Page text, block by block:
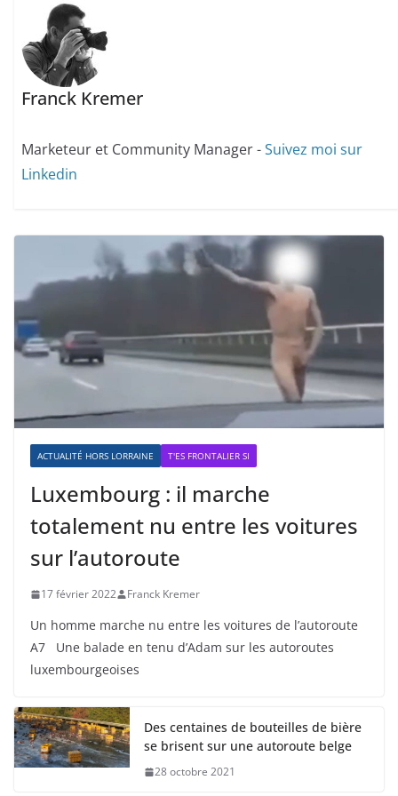
Franck Kremer
Marketeur et Community Manager -Suivez moi sur
Linkedin
ACTUALITÉ HORS LORRAINE T'ES FRONTALIER SI
Luxembourg : il marche
totalement nu entre les voitures
sur l’autoroute
17 février 2022 Franck Kremer
Un homme marche nu entre les voitures de l’autoroute
A7 Une balade en tenu d’Adam sur les autoroutes
luxembourgeoises
Des centaines de bouteilles de bière
se brisent sur une autoroute belge
28 octobre 2021